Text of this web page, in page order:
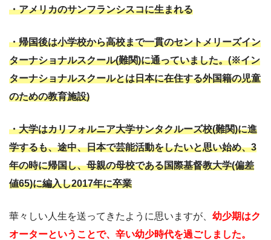
・アメリカのサンフランシスコに生まれる
・帰国後は小学校から高校まで一貫のセントメリーズイン
ターナショナルスクール(難関)に通っていました。(※イン
ターナショナルスクールとは日本に在住する外国籍の児童
のための教育施設)
・大学はカリフォルニア大学サンタクルーズ校(難関)に進
学するも、途中、日本で芸能活動をしたいと思い始め、3
年の時に帰国し、母親の母校である国際基督教大学(偏差
値65)に編入し2017年に卒業
華々しい人生を送ってきたように思いますが、 幼少期はク
オーターということで、辛い幼少時代を過ごしました。